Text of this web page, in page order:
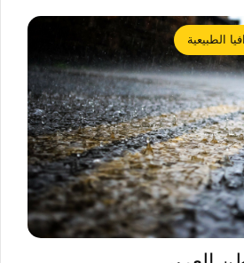
الطبيعية